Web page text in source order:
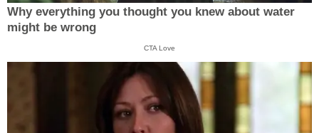
Why everything you thought you knew about water
might be wrong
CTA Love